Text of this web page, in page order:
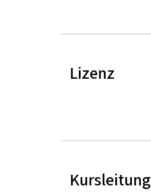
Lizenz
Kursleitung